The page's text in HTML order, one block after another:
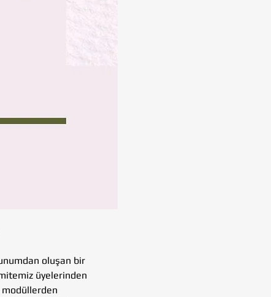
oluşan bir
üyelerinden
modüllerden